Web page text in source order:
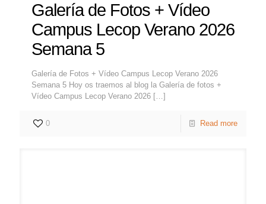
Galería de Fotos + Vídeo
Campus Lecop Verano 2026
Semana 5
Galería de Fotos + Vídeo Campus Lecop Verano 2026
Semana 5 Hoy os traemos al blog la Galería de fotos +
Vídeo Campus Lecop Verano 2026 […]
0 Read more